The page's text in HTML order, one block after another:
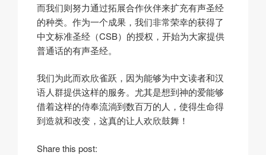
而我们则努力通过拓展合作伙伴来扩充有声圣经
的种类。作为一个成果，我们非常荣幸的获得了
中文标准圣经 （CSB）的授权，开始为大家提供
普通话的有声圣经。
我们为此而欢欣雀跃，因为能够为中文读者和汉
语人群提供这样的服务。尤其是想到神的爱能够
借着这样的侍奉流淌到数百万的人，使得生命得
到造就和改变，这真的让人欢欣鼓舞！
Share this post: